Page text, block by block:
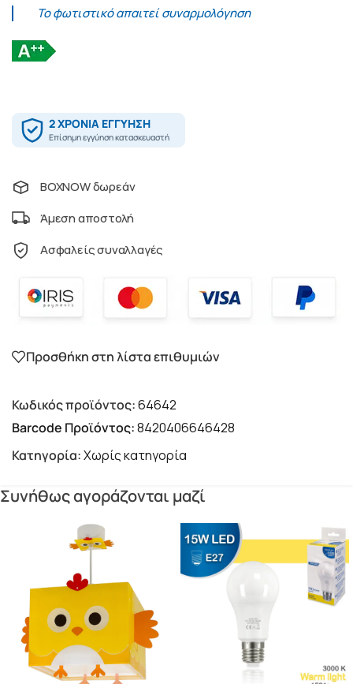
Το φωτιστικό απαιτεί συναρμολόγηση
BOXNOW δωρεάν
Άμεση αποστολή
Ασφαλείς συναλλαγές
Προσθήκη στη λίστα επιθυμιών
Barcode Προϊόντος:8420406646428
Κωδικός προϊόντος:64642
Κατηγορία:Χωρίς κατηγορία
Συνήθως αγοράζονται μαζί